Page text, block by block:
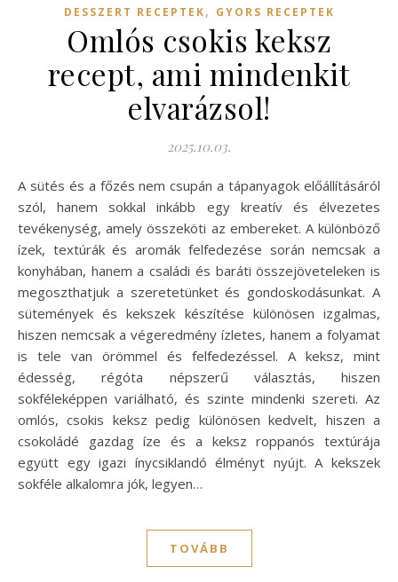
DESSZERT RECEPTEK, GYORS RECEPTEK
Omlós csokis keksz
recept, ami mindenkit
elvarázsol!
2025.10.03.
A sütés és a főzés nem csupán a tápanyagok előállításáról
szól, hanem sokkal inkább egy kreatív és élvezetes
tevékenység, amely összeköti az embereket. A különböző
ízek, textúrák és aromák felfedezése során nemcsak a
konyhában, hanem a családi és baráti összejöveteleken is
megoszthatjuk a szeretetünket és gondoskodásunkat. A
sütemények és kekszek készítése különösen izgalmas,
hiszen nemcsak a végeredmény ízletes, hanem a folyamat
is tele van örömmel és felfedezéssel. A keksz, mint
édesség, régóta népszerű választás, hiszen
sokféleképpen variálható, és szinte mindenki szereti. Az
omlós, csokis keksz pedig különösen kedvelt, hiszen a
csokoládé gazdag íze és a keksz roppanós textúrája
együtt egy igazi ínycsiklandó élményt nyújt. A kekszek
sokféle alkalomra jók, legyen…
TOVÁBB